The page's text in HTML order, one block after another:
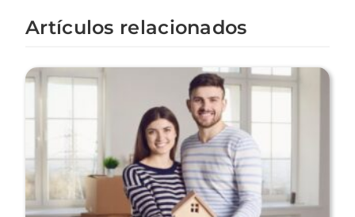
Artículos relacionados